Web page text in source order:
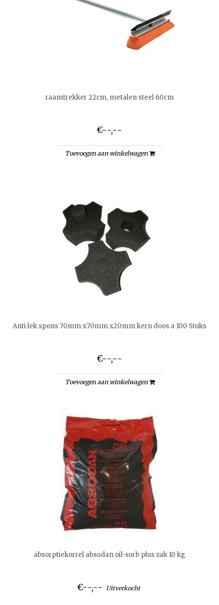
raamtrekker 22cm, metalen steel 60cm
€--,--
Toevoegen aan winkelwagen
Anti lek spons 70mm x70mm x20mm kern doos a 100 Stuks
€--,--
Toevoegen aan winkelwagen
absorptiekorrel absodan oil-sorb plus zak 10 kg
€--,-- Uitverkocht